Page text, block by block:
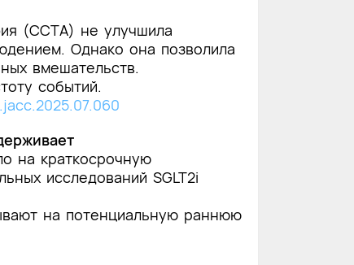
(CCTA) не улучшила
Однако она позволила
вмешательств.
событий.
на краткосрочную
исследований SGLT2i
на потенциальную раннюю